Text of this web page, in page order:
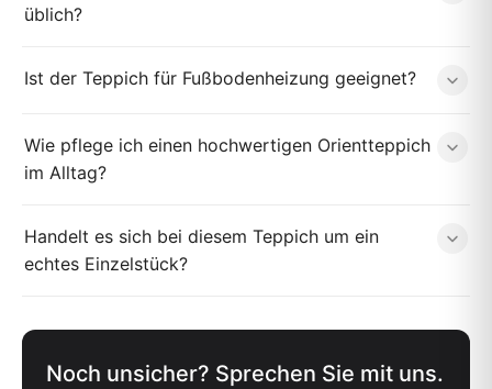
üblich?
Ist der Teppich für Fußbodenheizung geeignet?
Wie pflege ich einen hochwertigen Orientteppich
im Alltag?
Handelt es sich bei diesem Teppich um ein
echtes Einzelstück?
Noch unsicher? Sprechen Sie mit uns.